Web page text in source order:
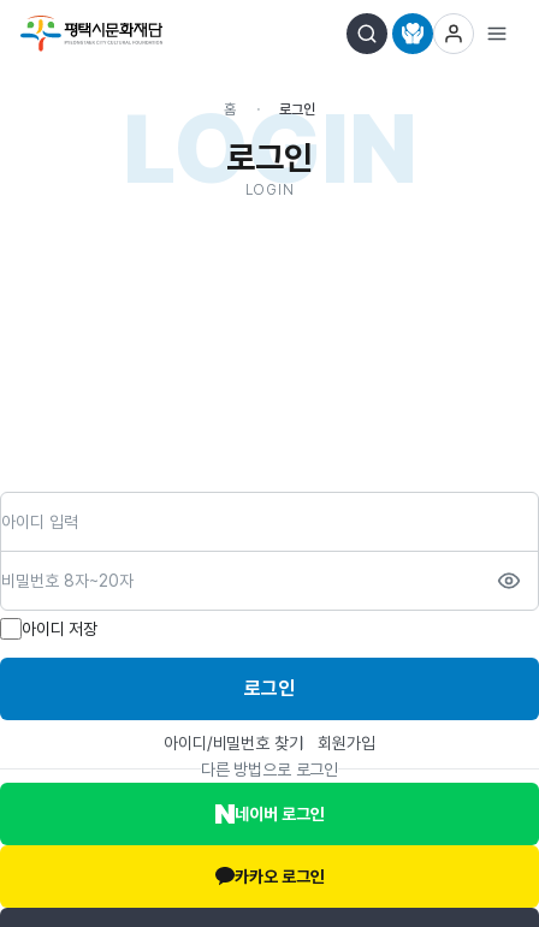
LOGIN
홈 로그인
로그인
LOGIN
아이디 저장
로그인
아이디/비밀번호 찾기
회원가입
다른 방법으로 로그인
네이버 로그인
카카오 로그인